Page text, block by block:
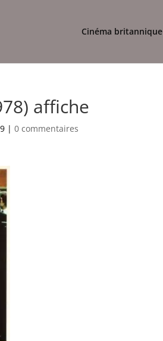
Cinéma britannique
affiche
|0 commentaires